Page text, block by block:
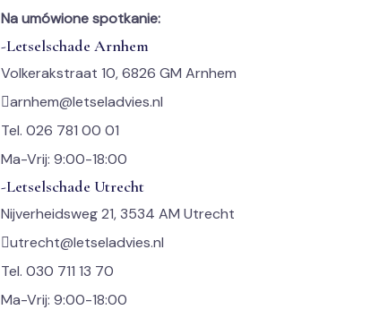
Na umówione spotkanie:
-Letselschade Arnhem
Volkerakstraat 10, 6826 GM Arnhem
arnhem@letseladvies.nl
Tel. 026 781 00 01
Ma-Vrij: 9:00-18:00
-Letselschade Utrecht
Nijverheidsweg 21, 3534 AM Utrecht
utrecht@letseladvies.nl
Tel. 030 711 13 70
Ma-Vrij: 9:00-18:00